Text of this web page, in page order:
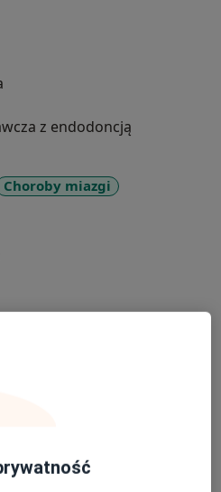
z endodoncją
Choroby miazgi
(1)